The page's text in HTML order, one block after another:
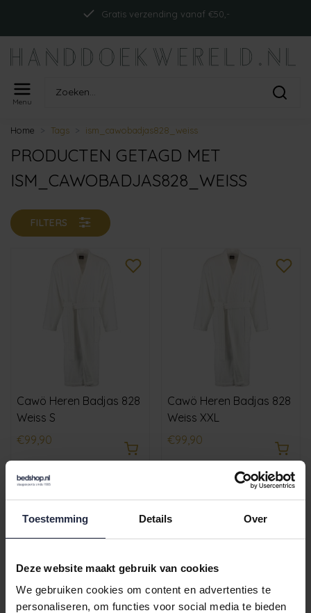
Toestemming Details Over
Deze website maakt gebruik van cookies
We gebruiken cookies om content en advertenties te
personaliseren, om functies voor social media te bieden
Gratis verzending vanaf €50,-
Menu
Home Tags ism_cawobadjas828_weiss
PRODUCTEN GETAGD MET
ISM_CAWOBADJAS828_WEISS
FILTERS
Cawö Heren Badjas 828
Weiss S
€99,90
Cawö Heren Badjas 828
Weiss XXL
€99,90